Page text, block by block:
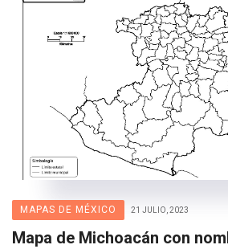
MAPAS DE MÉXICO 21 JULIO, 2023
Mapa de Michoacán con